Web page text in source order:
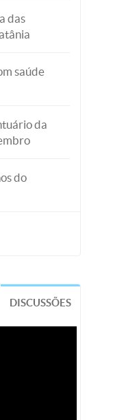
das
saúde
da
do
DISCUSSÕES